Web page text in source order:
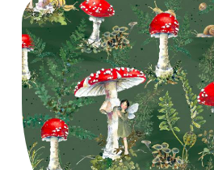
Details